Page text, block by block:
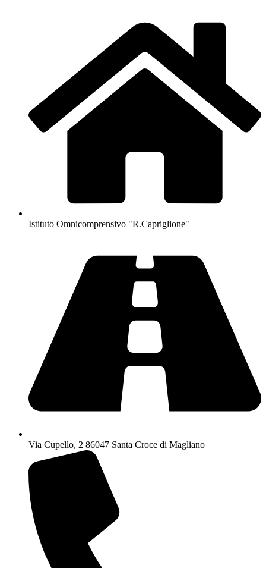
Istituto Omnicomprensivo "R.Capriglione"
Via Cupello, 2 86047 Santa Croce di Magliano